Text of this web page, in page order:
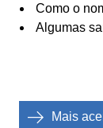
Como o
Algumas
Mais